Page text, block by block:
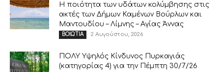
Η ποιότητα των υδάτων κολύμβησης στις
ακτές των Δήμων Καμένων Βούρλων και
Μαντουδίου – Λίμνης – Αγίας Άννας
ΒΟΙΩΤΙΑ 2 Αυγούστου, 2026
ΠΟΛΥ Υψηλός Κίνδυνος Πυρκαγιάς
(κατηγορίας 4) για την Πέμπτη 30/7/26